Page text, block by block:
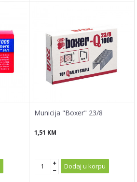
Municija "Boxer" 23/8
1,51 KM
Dodaj u korpu